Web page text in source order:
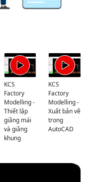
KCS
Factory
Modelling -
Thiết lập
giằng mái
và giằng
khung
KCS
Factory
Modelling -
Xuất bản vẽ
trong
AutoCAD